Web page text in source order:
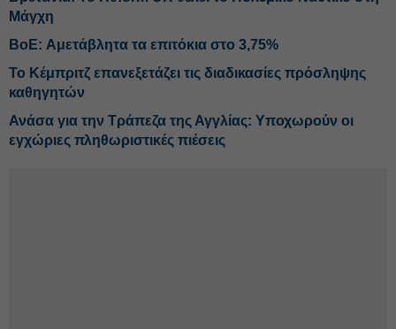
Μάγχη
BoE: Αμετάβλητα τα επιτόκια στο 3,75%
Το Κέμπριτζ επανεξετάζει τις διαδικασίες πρόσληψης
καθηγητών
Ανάσα για την Τράπεζα της Αγγλίας: Υποχωρούν οι
εγχώριες πληθωριστικές πιέσεις